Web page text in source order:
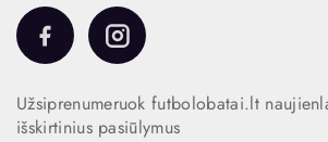
Užsiprenumeruok futbolobatai.lt
išskirtinius pasiūlymus